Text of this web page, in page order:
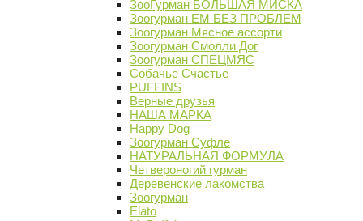
ЗооГурман БОЛЬШАЯ МИСКА
Зоогурман ЕМ БЕЗ ПРОБЛЕМ
Зоогурман Мясное ассорти
Зоогурман Смолли Дог
Зоогурман СПЕЦМЯС
Собачье Счастье
PUFFINS
Верные друзья
НАША МАРКА
Happy Dog
Зоогурман Суфле
НАТУРАЛЬНАЯ ФОРМУЛА
Четвероногий гурман
Деревенские лакомства
Зоогурман
Elato